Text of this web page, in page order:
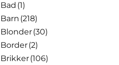
Bad (1)
Barn (218)
Blonder(30)
Border(2)
Brikker(106)